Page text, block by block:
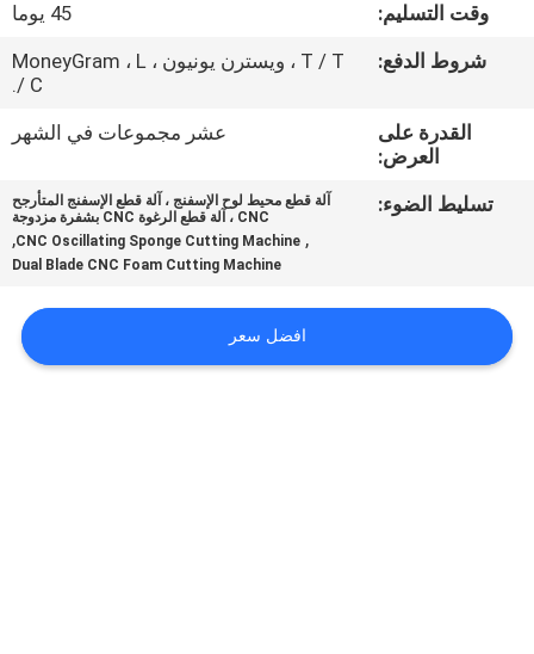
اتصل
اطلب
اقتباس
الموقع
وقت التسليم:
45 يوما
شروط الدفع:
T / T ، ويسترن يونيون ، MoneyGram ، L
/ C.
القدرة على
العرض:
عشر مجموعات في الشهر
تسليط الضوء:
آلة قطع محيط لوح الإسفنج ، آلة قطع الإسفنج المتأرجح
CNC ، آلة قطع الرغوة CNC بشفرة مزدوجة
,
CNC Oscillating Sponge Cutting Machine
,
Dual Blade CNC Foam Cutting Machine
افضل سعر